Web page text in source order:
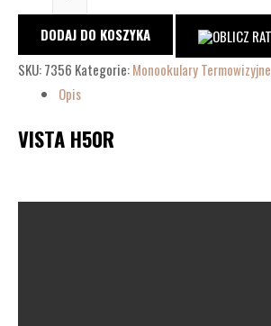
DODAJ DO KOSZYKA
SKU:7356 Kategorie:Monookulary Termowizyjne
Opis
VISTA H50R